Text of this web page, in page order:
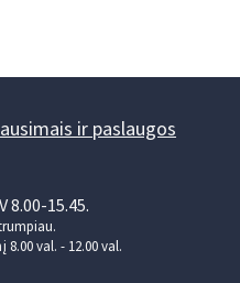
ir paslaugos
8.00-15.45.
val. - 12.00 val.